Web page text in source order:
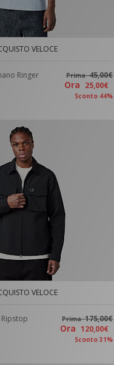
VELOCE
Ringer
Prima45,00€
Ora 25,00€
Sconto 44%
VELOCE
Prima175,00€
Ora120,00€
Sconto 31%